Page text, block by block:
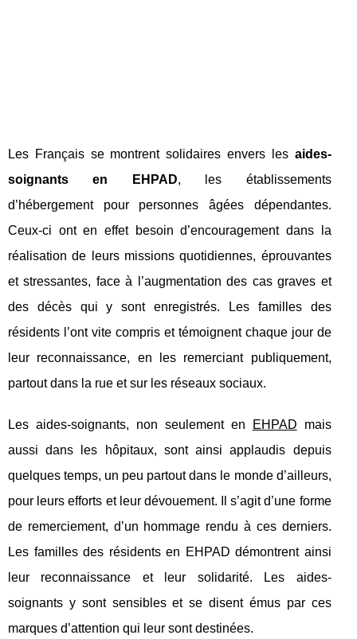
Les Français se montrent solidaires envers les aides-
soignants en EHPAD, les établissements
d’hébergement pour personnes âgées dépendantes.
Ceux-ci ont en effet besoin d’encouragement dans la
réalisation de leurs missions quotidiennes, éprouvantes
et stressantes, face à l’augmentation des cas graves et
des décès qui y sont enregistrés. Les familles des
résidents l’ont vite compris et témoignent chaque jour de
leur reconnaissance, en les remerciant publiquement,
partout dans la rue et sur les réseaux sociaux.
Les aides-soignants, non seulement en EHPAD mais
aussi dans les hôpitaux, sont ainsi applaudis depuis
quelques temps, un peu partout dans le monde d’ailleurs,
pour leurs efforts et leur dévouement. Il s’agit d’une forme
de remerciement, d’un hommage rendu à ces derniers.
Les familles des résidents en EHPAD démontrent ainsi
leur reconnaissance et leur solidarité. Les aides-
soignants y sont sensibles et se disent émus par ces
marques d’attention qui leur sont destinées.